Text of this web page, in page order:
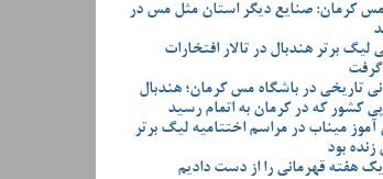
مس کرمان: صنایع دیگر استان مثل مس در
لیگ برتر هندبال در تالار افتخارات
گرفت
تاریخی در باشگاه مس کرمان؛ هندبال
کشور که در کرمان به اتمام رسید
میناب در مراسم اختتامیه لیگ برتر
بود
هفته قهرمانی را از دست دادیم